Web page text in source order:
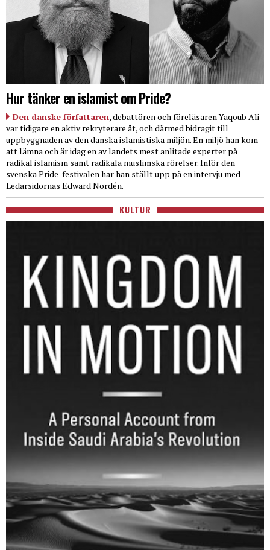
Hur tänker en islamist om Pride?
Den danske författaren, debattören och föreläsaren Yaqoub Ali
var tidigare en aktiv rekryterare åt, och därmed bidragit till
uppbyggnaden av den danska islamistiska miljön. En miljö han kom
att lämna och är idag en av landets mest anlitade experter på
radikal islamism samt radikala muslimska rörelser. Inför den
svenska Pride-festivalen har han ställt upp på en intervju med
Ledarsidornas Edward Nordén.
KULTUR